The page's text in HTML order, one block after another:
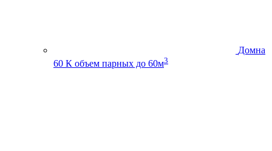
Домна
60 К объем парных до 60м3